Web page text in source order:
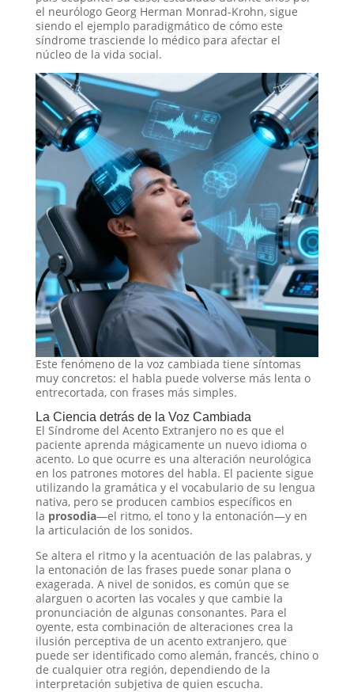
el neurólogo Georg Herman Monrad-Krohn, sigue
siendo el ejemplo paradigmático de cómo este
síndrome trasciende lo médico para afectar el
núcleo de la vida social.
Este fenómeno de la voz cambiada tiene síntomas
muy concretos: el habla puede volverse más lenta o
entrecortada, con frases más simples.
La Ciencia detrás de la Voz Cambiada
El Síndrome del Acento Extranjero no es que el
paciente aprenda mágicamente un nuevo idioma o
acento. Lo que ocurre es una alteración neurológica
en los patrones motores del habla. El paciente sigue
utilizando la gramática y el vocabulario de su lengua
nativa, pero se producen cambios específicos en
la prosodia—el ritmo, el tono y la entonación—y en
la articulación de los sonidos.
Se altera el ritmo y la acentuación de las palabras, y
la entonación de las frases puede sonar plana o
exagerada. A nivel de sonidos, es común que se
alarguen o acorten las vocales y que cambie la
pronunciación de algunas consonantes. Para el
oyente, esta combinación de alteraciones crea la
ilusión perceptiva de un acento extranjero, que
puede ser identificado como alemán, francés, chino o
de cualquier otra región, dependiendo de la
interpretación subjetiva de quien escucha.